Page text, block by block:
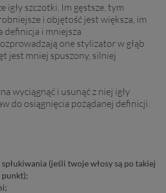
igły szczotki. Im gęstsze, tym
i objętość jest większa, im
definicja i mniejsza
one stylizator w głąb
jest mniej spuszony, silniej
wyciągnąć i usunąć z niej igły
do osiągnięcia pożądanej definicji.
(jeśli twoje włosy są po takiej
punkt);